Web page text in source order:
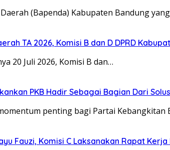
(Bapenda) Kabupaten Bandung
TA 2026, Komisi B dan D DPRD
20 Juli 2026, Komisi B dan…
PKB Hadir Sebagai Bagian Dari
penting bagi Partai Kebangkitan
Fauzi, Komisi C Laksanakan Rapat